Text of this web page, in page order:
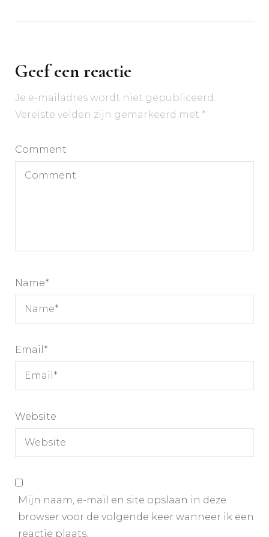
Geef een reactie
Je e-mailadres wordt niet gepubliceerd.
Vereiste velden zijn gemarkeerd met *
Comment
Name*
Email *
Website
Mijn naam, e-mail en site opslaan in deze
browser voor de volgende keer wanneer ik een
reactie plaats.